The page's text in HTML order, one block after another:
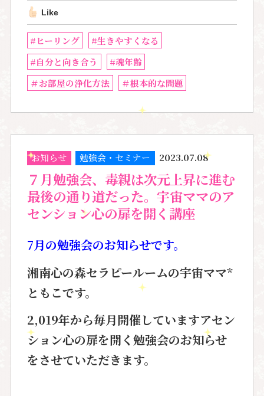
Like
#ヒーリング
#生きやすくなる
#自分と向き合う
#魂年齢
＃お部屋の浄化方法
＃根本的な問題
お知らせ 勉強会・セミナー 2023.07.08
７月勉強会、毒親は次元上昇に進む
最後の通り道だった。宇宙ママのア
センション心の扉を開く講座
7月の勉強会のお知らせです。
湘南心の森セラピールームの宇宙ママ*
ともこです。
2,019年から毎月開催していますアセン
ション心の扉を開く勉強会のお知らせ
をさせていただきます。